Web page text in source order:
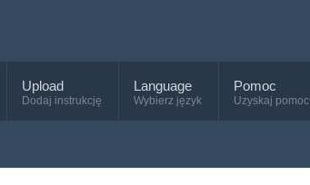
Upload
Dodaj instrukcję
Language
Wybierz język
Pomoc
Uzyskaj pomoc